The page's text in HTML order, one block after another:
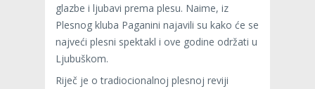
glazbe i ljubavi prema plesu. Naime, iz
Plesnog kluba Paganini najavili su kako će se
najveći plesni spektakl i ove godine održati u
Ljubuškom.
Riječ je o tradiocionalnoj plesnoj reviji